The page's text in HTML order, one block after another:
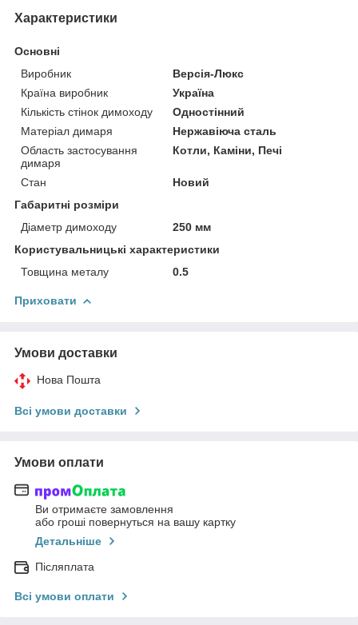
Характеристики
Основні
Виробник
Версія-Люкс
Країна виробник
Україна
Кількість стінок димоходу
Одностінний
Матеріал димаря
Нержавіюча сталь
Область застосування
димаря
Котли, Каміни, Печі
Стан
Новий
Габаритні розміри
Діаметр димоходу
250 мм
Користувальницькі характеристики
Товщина металу
0.5
Приховати
Умови доставки
Нова Пошта
Всі умови доставки
Умови оплати
Ви отримаєте замовлення
або гроші повернуться на вашу картку
Детальніше
Післяплата
Всі умови оплати